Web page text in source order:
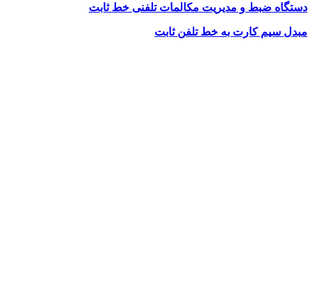
دستگاه ضبط و مدیریت مکالمات تلفنی خط ثابت
مبدل سیم کارت به خط تلفن ثابت